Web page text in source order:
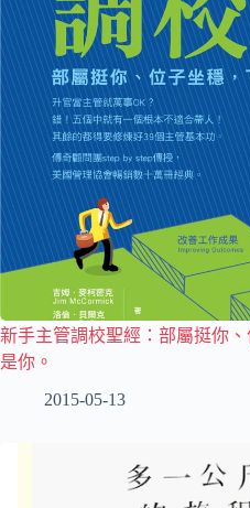
新手主管調校聖經：部屬挺你
是你。
2015-05-13